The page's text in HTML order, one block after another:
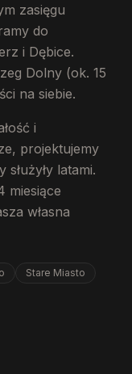
zasięgu
do
i Dębice.
Dolny (ok. 15
na siebie.
i
projektujemy
latami.
miesiące
własna
Stare Miasto